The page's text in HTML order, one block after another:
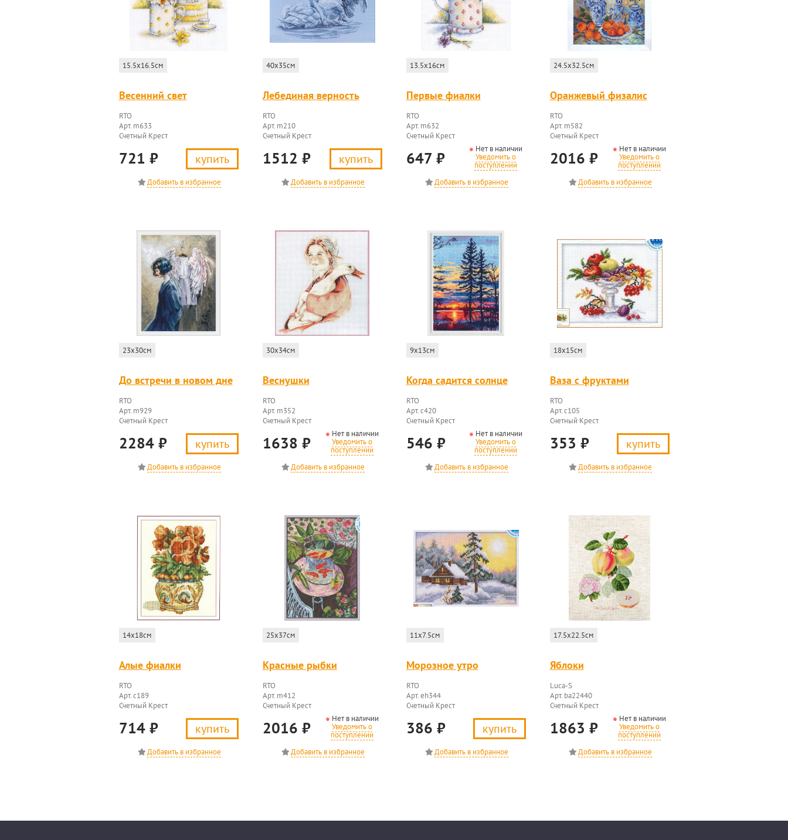
15.5x16.5см
Весенний свет
RTO
Арт. m633
Счетный Крест
721 ₽ купить
40x35см
Лебединая верность
RTO
Арт. m210
Счетный Крест
1512 ₽ купить
13.5x16см
Первые фиалки
RTO
Арт. m632
Счетный Крест
647 ₽
Нет в наличии
Уведомить о
поступлении
24.5x32.5см
Оранжевый физалис
RTO
Арт. m582
Счетный Крест
2016 ₽
Нет в наличии
Уведомить о
поступлении
23x30см
До встречи в новом дне
RTO
Арт. m929
Счетный Крест
2284 ₽ купить
30x34см
Веснушки
RTO
Арт. m352
Счетный Крест
1638 ₽
Нет в наличии
Уведомить о
поступлении
9x13см
Когда садится солнце
RTO
Арт. c420
Счетный Крест
546 ₽
Нет в наличии
Уведомить о
поступлении
18x15см
Ваза с фруктами
RTO
Арт. c105
Счетный Крест
353 ₽ купить
14x18см
Алые фиалки
RTO
Арт. c189
Счетный Крест
714 ₽ купить
25x37см
Красные рыбки
RTO
Арт. m412
Счетный Крест
2016 ₽
Нет в наличии
Уведомить о
поступлении
11x7.5см
Морозное утро
RTO
Арт. eh344
Счетный Крест
386 ₽ купить
17.5x22.5см
Яблоки
Luca-S
Арт. ba22440
Счетный Крест
1863 ₽
Нет в наличии
Уведомить о
поступлении